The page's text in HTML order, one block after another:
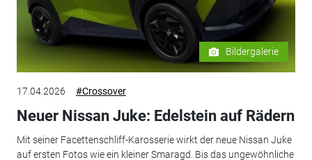
Bildergalerie
17.04.2026 #Crossover
Neuer Nissan Juke: Edelstein auf Rädern
Mit seiner Facettenschliff-Karosserie wirkt der neue Nissan Juke
auf ersten Fotos wie ein kleiner Smaragd. Bis das ungewöhnliche